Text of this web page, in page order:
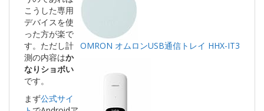
OMRON オムロンUSB通信トレイ HHX-IT3
こうした専用
デバイスを使
った方が楽で
す。ただし計
測の内容はか
なりショボい
です。
まず公式サイ